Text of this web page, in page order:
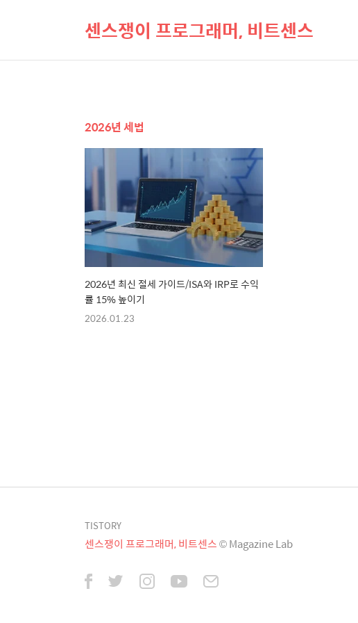
센스쟁이 프로그래머, 비트센스
2026년 세법
2026년 최신 절세 가이드/ISA와 IRP로 수익
률 15% 높이기
2026.01.23
TISTORY
센스쟁이 프로그래머, 비트센스© Magazine Lab